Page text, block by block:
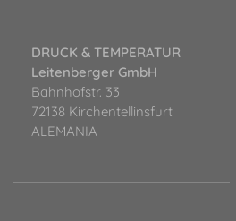
DRUCK & TEMPERATUR
Leitenberger GmbH
Bahnhofstr. 33
72138 Kirchentellinsfurt
ALEMANIA